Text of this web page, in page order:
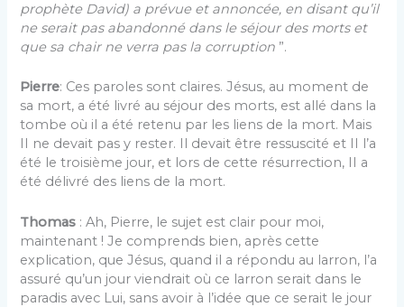
prophète David) a prévue et annoncée, en disant qu’il
ne serait pas abandonné dans le séjour des morts et
que sa chair ne verra pas la corruption ”.
Pierre: Ces paroles sont claires. Jésus, au moment de
sa mort, a été livré au séjour des morts, est allé dans la
tombe où il a été retenu par les liens de la mort. Mais
II ne devait pas y rester. Il devait être ressuscité et II l’a
été le troisième jour, et lors de cette résurrection, II a
été délivré des liens de la mort.
Thomas : Ah, Pierre, le sujet est clair pour moi,
maintenant ! Je comprends bien, après cette
explication, que Jésus, quand il a répondu au larron, l’a
assuré qu’un jour viendrait où ce larron serait dans le
paradis avec Lui, sans avoir à l’idée que ce serait le jour